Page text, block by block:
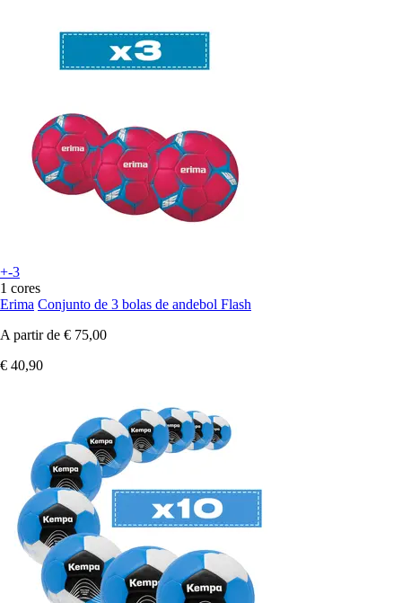
+-3
1 cores
Erima Conjunto de 3 bolas de andebol Flash
A partir de € 75,00
€ 40,90